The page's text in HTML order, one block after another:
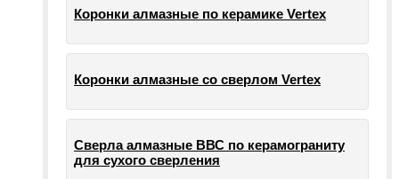
Коронки алмазные по керамике Vertex
Коронки алмазные со сверлом Vertex
Сверла алмазные ВВС по керамограниту
для сухого сверления